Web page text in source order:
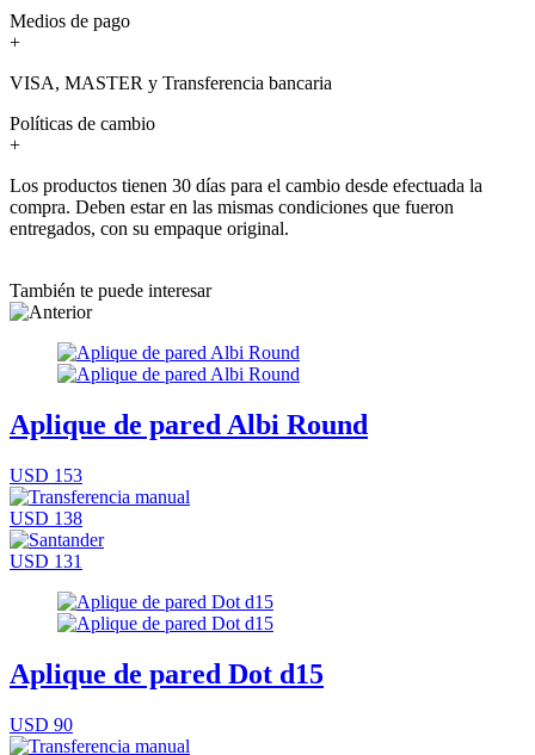
Medios de pago
+
VISA, MASTER y Transferencia bancaria
Políticas de cambio
+
Los productos tienen 30 días para el cambio desde efectuada la
compra. Deben estar en las mismas condiciones que fueron
entregados, con su empaque original.
También te puede interesar
Aplique de pared Albi Round
USD 153
USD 138
USD 131
Aplique de pared Dot d15
USD 90